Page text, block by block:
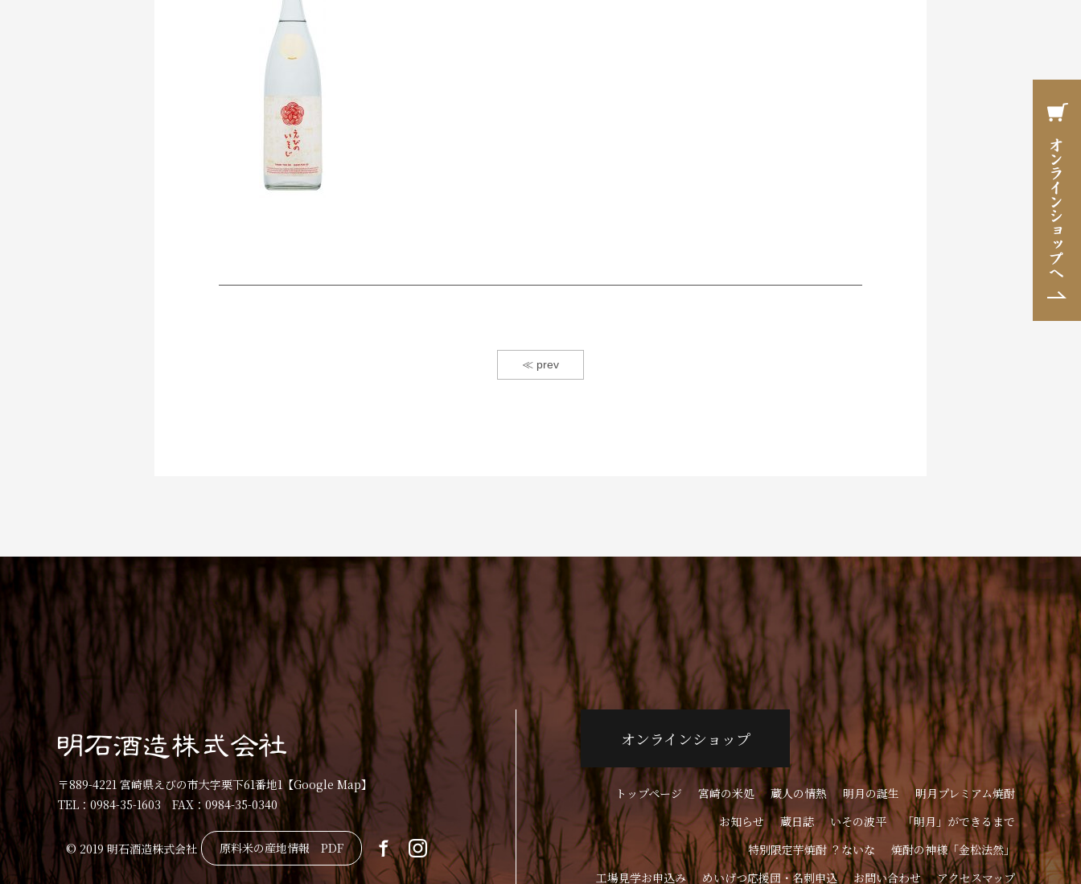
≪ prev
〒889-4221 宮崎県えびの市大字栗下61番地1【Google Map】
TEL：0984-35-1603 FAX：0984-35-0340
© 2019 明石酒造株式会社 原料米の産地情報 PDF
オンラインショップ
トップページ 宮崎の米処 蔵人の情熱 明月の誕生
明月プレミアム焼酎
お知らせ
蔵日誌 いその波平
「明月」ができるまで
特別限定芋焼酎 ？ないな
焼酎の神様「金松法然」
工場見学お申込み
めいげつ応援団・名刺申込 お問い合わせ アクセスマップ